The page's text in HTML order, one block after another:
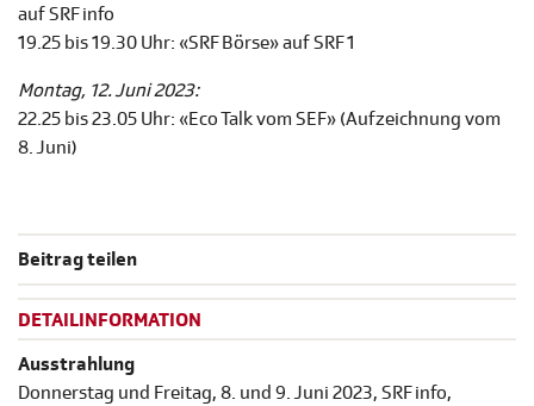
auf SRF info
19.25 bis 19.30 Uhr: «SRF Börse» auf SRF 1
Montag, 12. Juni 2023:
22.25 bis 23.05 Uhr: «Eco Talk vom SEF» (Aufzeichnung vom
8. Juni)
Beitrag teilen
DETAILINFORMATION
Ausstrahlung
Donnerstag und Freitag, 8. und 9. Juni 2023, SRF info,